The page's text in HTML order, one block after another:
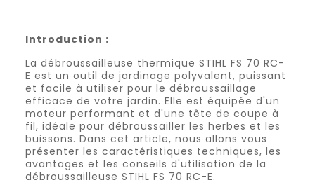
Introduction :
La débroussailleuse thermique STIHL FS 70 RC-
E est un outil de jardinage polyvalent, puissant
et facile à utiliser pour le débroussaillage
efficace de votre jardin. Elle est équipée d'un
moteur performant et d'une tête de coupe à
fil, idéale pour débroussailler les herbes et les
buissons. Dans cet article, nous allons vous
présenter les caractéristiques techniques, les
avantages et les conseils d'utilisation de la
débroussailleuse STIHL FS 70 RC-E.